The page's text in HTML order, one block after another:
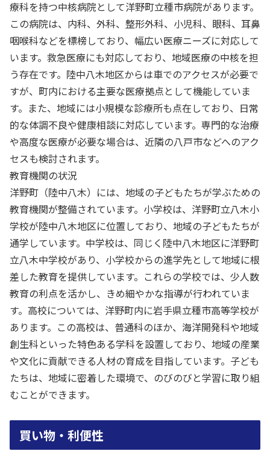
療科を持つ中核病院として洋野町立種市病院があります。
この病院は、内科、外科、整形外科、小児科、眼科、耳鼻
咽喉科などを標榜しており、幅広い医療ニーズに対応して
います。救急医療にも対応しており、地域医療の中核を担
う存在です。陸中八木地区からは車でのアクセスが必要で
すが、町内における主要な医療拠点として機能していま
す。また、地域には小規模な診療所も点在しており、日常
的な体調不良や健康相談に対応しています。専門的な治療
や高度な医療が必要な場合は、近隣の八戸市などへのアク
セスも検討されます。
教育機関の状況
洋野町（陸中八木）には、地域の子どもたちが学ぶための
教育機関が整備されています。小学校は、洋野町立八木小
学校が陸中八木地区に位置しており、地域の子どもたちが
通学しています。中学校は、同じく陸中八木地区に洋野町
立八木中学校があり、小学校からの進学先として地域に根
差した教育を提供しています。これらの学校では、少人数
教育の利点を活かし、きめ細やかな指導が行われていま
す。高校については、洋野町内に岩手県立種市高等学校が
あります。この高校は、普通科のほか、海洋開発科や地域
創生科といった特色ある学科を設置しており、地域の産業
や文化に貢献できる人材の育成を目指しています。子ども
たちは、地域に密着した環境で、のびのびと学習に取り組
むことができます。
買い物・利便性